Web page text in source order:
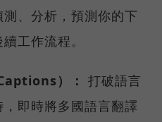
、分析，預測你的下
工作流程。
）： 打破語言
即時將多國語言翻譯